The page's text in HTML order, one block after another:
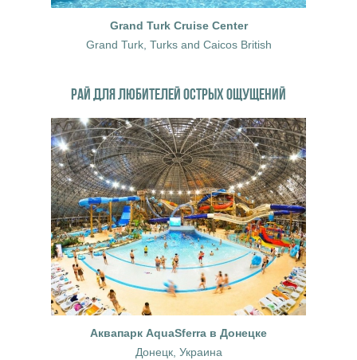
Grand Turk Cruise Center
Grand Turk, Turks and Caicos British
РАЙ ДЛЯ ЛЮБИТЕЛЕЙ ОСТРЫХ ОЩУЩЕНИЙ
Аквапарк AquaSferra в Донецке
Донецк, Украина